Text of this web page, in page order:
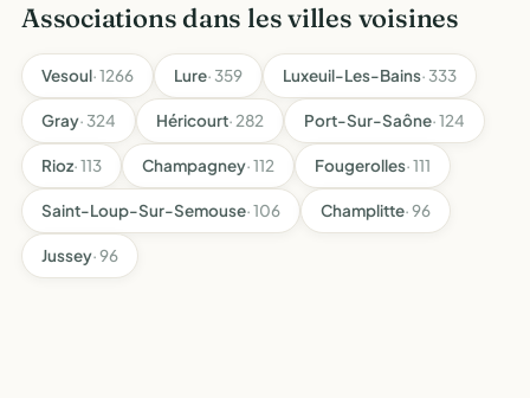
Associations dans les villes voisines
Vesoul· 1266 Lure· 359 Luxeuil-Les-Bains· 333
Gray· 324 Héricourt· 282 Port-Sur-Saône· 124
Rioz· 113 Champagney· 112 Fougerolles· 111
Saint-Loup-Sur-Semouse· 106 Champlitte· 96
Jussey· 96